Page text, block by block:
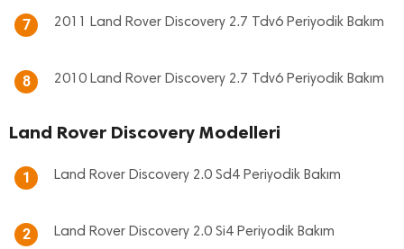
7 2011 Land Rover Discovery 2.7 Tdv6 Periyodik Bakım
8 2010 Land Rover Discovery 2.7 Tdv6 Periyodik Bakım
Land Rover Discovery Modelleri
1 Land Rover Discovery 2.0 Sd4 Periyodik Bakım
2 Land Rover Discovery 2.0 Si4 Periyodik Bakım